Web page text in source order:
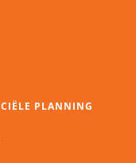
PLANNING